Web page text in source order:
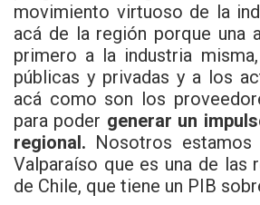
movimiento virtuoso de la
acá de la región porque una
primero a la industria
públicas y privadas y a los
acá como son los
para poder generar un
regional. Nosotros
Valparaíso que es una de las
de Chile, que tiene un PIB